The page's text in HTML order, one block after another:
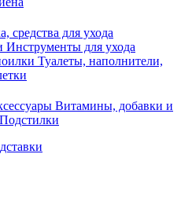
средства для ухода
Инструменты для ухода
Туалеты, наполнители,
Витамины, добавки и
Подстилки